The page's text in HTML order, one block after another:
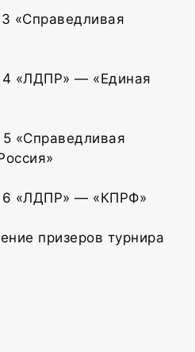
«Справедливая
«ЛДПР» — «Единая
«Справедливая
«ЛДПР» — «КПРФ»
призеров турнира